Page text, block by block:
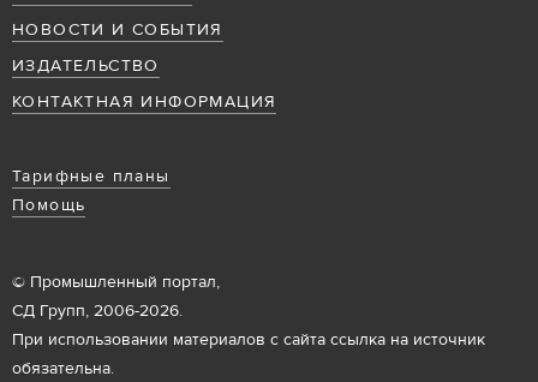
НОВОСТИ И СОБЫТИЯ
ИЗДАТЕЛЬСТВО
КОНТАКТНАЯ ИНФОРМАЦИЯ
Тарифные планы
Помощь
© Промышленный портал,
СД Групп, 2006-2026.
При использовании материалов с сайта ссылка на источник
обязательна.